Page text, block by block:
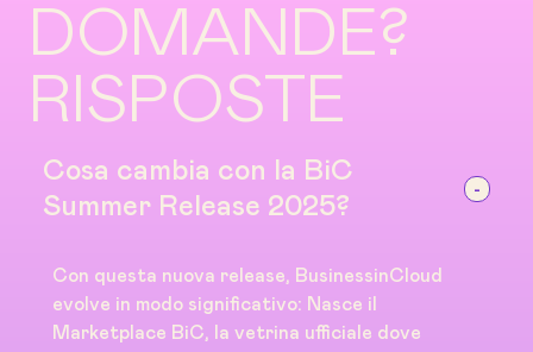
DOMANDE?
RISPOSTE
Cosa cambia con la BiC
Summer Release 2025?
Con questa nuova release, BusinessinCloud
evolve in modo significativo: Nasce il
Marketplace BiC, la vetrina ufficiale dove